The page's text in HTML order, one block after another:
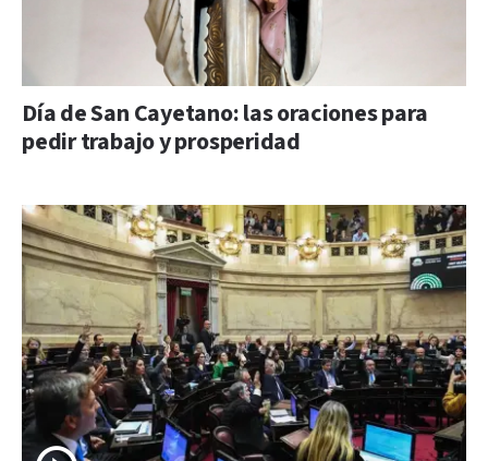
Día de San Cayetano: las oraciones para
pedir trabajo y prosperidad